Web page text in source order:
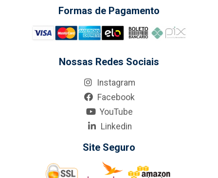
Formas de Pagamento
Nossas Redes Sociais
Instagram
Facebook
YouTube
Linkedin
Site Seguro